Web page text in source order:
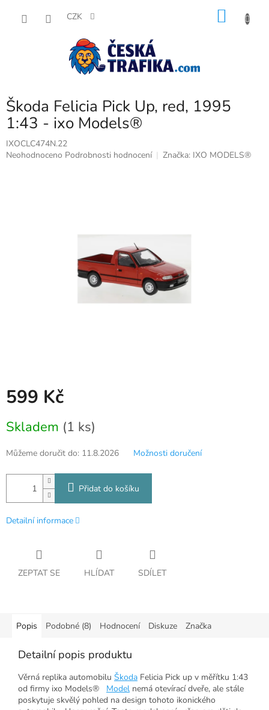
CZK
Škoda Felicia Pick Up, red, 1995
1:43 - ixo Models®
IXOCLC474N.22
Průměrné
Neohodnoceno Podrobnosti hodnocení Značka: IXO MODELS®
599 Kč
cena:
Skladem (1 ks)
Můžeme doručit do: 11.8.2026 Možnosti doručení
Přidat do košíku
Detailní informace
ZEPTAT SE HLÍDAT SDÍLET
Popis Podobné (8) Hodnocení Diskuze Značka
Detailní popis produktu
Věrná replika automobilu Škoda Felicia Pick up v měřítku 1:43
od firmy ixo Models® Model nemá otevírací dveře, ale stále
poskytuje skvělý pohled na design tohoto ikonického